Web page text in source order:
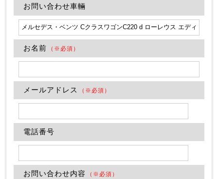
お問い合わせ車輛
お名前 （※必須）
メールアドレス （※必須）
電話番号
お問い合わせ内容 （※必須）